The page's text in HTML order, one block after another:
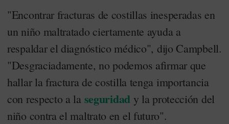
"Encontrar fracturas de costillas inesperadas en
un niño maltratado ciertamente ayuda a
respaldar el diagnóstico médico", dijo Campbell.
"Desgraciadamente, no podemos afirmar que
hallar la fractura de costilla tenga importancia
con respecto a la seguridady la protección del
niño contra el maltrato en el futuro".